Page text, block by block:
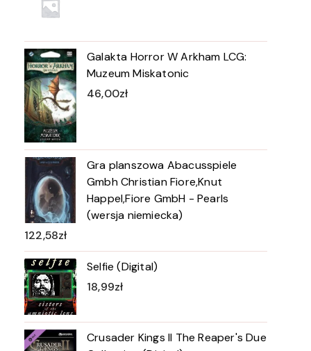
Galakta Horror W Arkham LCG:
Muzeum Miskatonic
46,00zł
Gra planszowa Abacusspiele
Gmbh Christian Fiore,Knut
Happel,Fiore GmbH - Pearls
(wersja niemiecka)
122,58zł
Selfie (Digital)
18,99zł
Crusader Kings II The Reaper's Due